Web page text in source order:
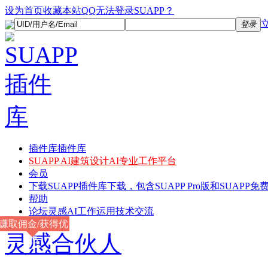
设为首页收藏本站QQ无法登录SUAPP？
登录
插件库插件库
SUAPP AI建筑设计AI专业工作平台
会员
下载SUAPP插件库下载，包含SUAPP Pro版和SUAPP免
帮助
论坛灵感AI工作运用技术交流
灵感合伙人
取佣金/获得优
惠